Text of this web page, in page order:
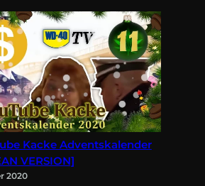
Kacke Adventskalender
VERSION]
2020